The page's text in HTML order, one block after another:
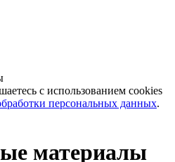
с использованием cookies
персональных данных.
материалы